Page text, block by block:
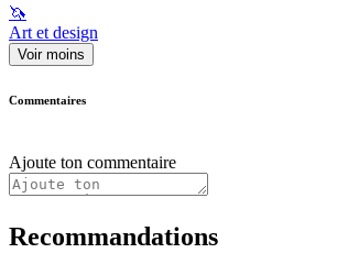
🦄
Art et design
Voir moins
Commentaires
Ajoute ton commentaire
Recommandations